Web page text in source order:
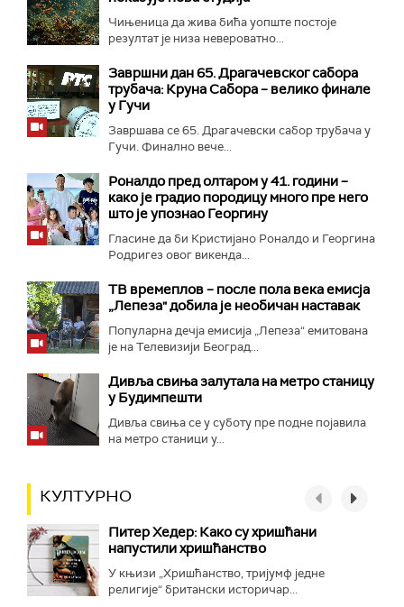
Чињеница да жива бића уопште постоје
резултат је низа невероватно...
Завршни дан 65. Драгачевског сабора
трубача: Круна Сабора – велико финале
у Гучи
Завршава се 65. Драгачевски сабор трубача у
Гучи. Финално вече...
Роналдо пред олтаром у 41. години –
како је градио породицу много пре него
што је упознао Георгину
Гласине да би Кристијано Роналдо и Георгина
Родригез овог викенда...
ТВ времеплов – после пола века емисја
„Лепеза" добила је необичан наставак
Популарна дечја емисија „Лепеза“ емитована
је на Телевизији Београд...
Дивља свиња залутала на метро станицу
у Будимпешти
Дивља свиња се у суботу пре подне појавила
на метро станици у...
КУЛТУРНО
Питер Хедер: Како су хришћани
напустили хришћанство
У књизи „Хришћанство, тријумф једне
религије“ британски историчар...